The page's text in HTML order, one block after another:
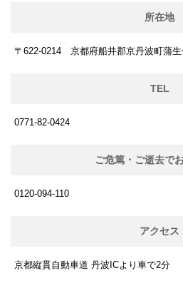
所在地
〒622-0214 京都府船井郡京丹波町蒲生
TEL
0771-82-0424
ご危篤・ご逝去で
0120-094-110
アクセス
京都縦貫自動車道 丹波ICより車で2分